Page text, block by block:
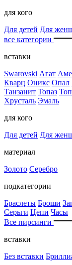
для кого
Для детей Для
все категории
вставки
Swarovski Агат
Кварц Оникс Опал
Танзанит Топаз
Хрусталь Эмаль
для кого
Для детей Для
материал
Золото Серебро
подкатегории
Браслеты Броши
Серьги Цепи Часы
Все пирсинги
вставки
Без вставки